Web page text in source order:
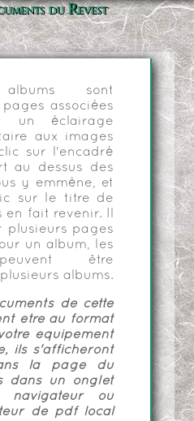
du Revest
sont
associées
un éclairage
aux images
sur l'encadré
au dessus des
y emmène, et
sur le titre de
en fait revenir. Il
plusieurs pages
un album, les
être
albums.
de cette
être au format
équipement
ils s'afficheront
la page du
dans un onglet
navigateur ou
de pdf local